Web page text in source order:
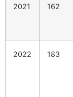
2021 162
2022 183